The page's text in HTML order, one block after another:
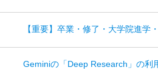
【重要】卒業・修了・大学院進
Geminiの「Deep Research」の利